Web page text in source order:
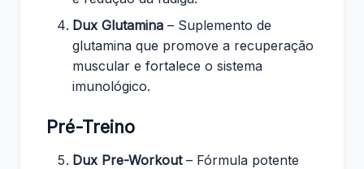
Dux Glutamina – Suplemento de
glutamina que promove a recuperação
muscular e fortalece o sistema
imunológico.
Pré-Treino
Dux Pre-Workout– Fórmula potente